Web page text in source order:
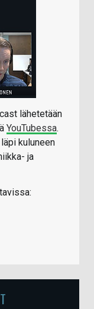
lähetetään
YouTubessa.
kuluneen
ja